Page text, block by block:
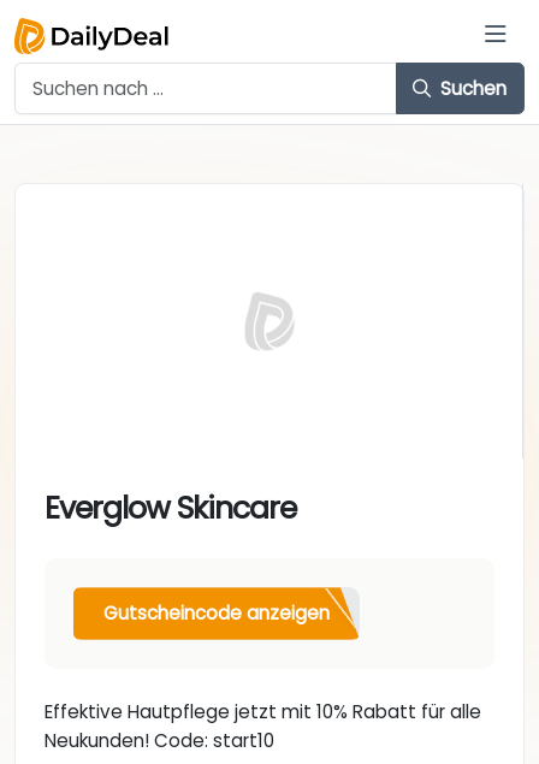
Suchen
Everglow Skincare
Gutscheincode anzeigen
Effektive Hautpflege jetzt mit 10% Rabatt für alle
Neukunden! Code: start10